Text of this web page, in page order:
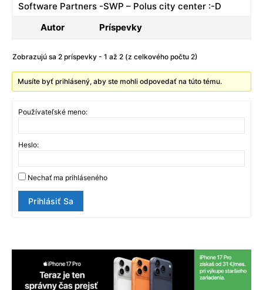
Software Partners -SWP – Polus city center :-D
Autor
Príspevky
Zobrazujú sa 2 príspevky - 1 až 2 (z celkového počtu 2)
Musíte byť prihlásený, aby ste mohli odpovedať na túto tému.
Používateľské meno:
Heslo:
Nechať ma prihláseného
Prihlásiť Sa